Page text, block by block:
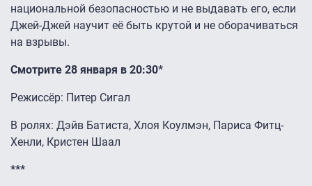
национальной безопасностью и не выдавать его, если
Джей-Джей научит её быть крутой и не оборачиваться
на взрывы.
Смотрите 28 января в 20:30*
Режиссёр: Питер Сигал
В ролях: Дэйв Батиста, Хлоя Коулмэн, Париса Фитц-
Хенли, Кристен Шаал
***